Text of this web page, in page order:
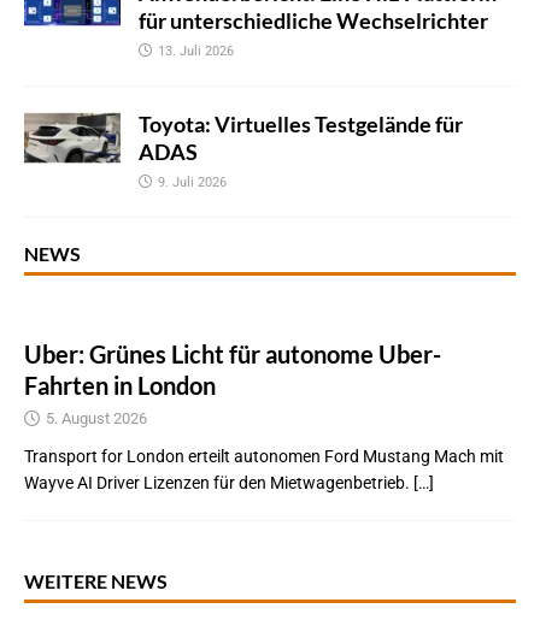
für unterschiedliche Wechselrichter
13. Juli 2026
Toyota: Virtuelles Testgelände für
ADAS
9. Juli 2026
NEWS
Uber: Grünes Licht für autonome Uber-
Fahrten in London
5. August 2026
Transport for London erteilt autonomen Ford Mustang Mach mit
Wayve AI Driver Lizenzen für den Mietwagenbetrieb. […]
WEITERE NEWS